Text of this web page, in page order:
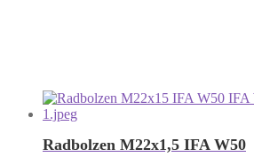
Radbolzen M22x1,5 IFA W50